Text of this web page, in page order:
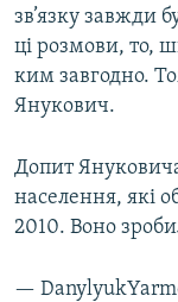
зв’язку завжди
ці розмови, то,
ким завгодно.
Янукович.
Допит Януковича
населення, які
2010. Воно
—